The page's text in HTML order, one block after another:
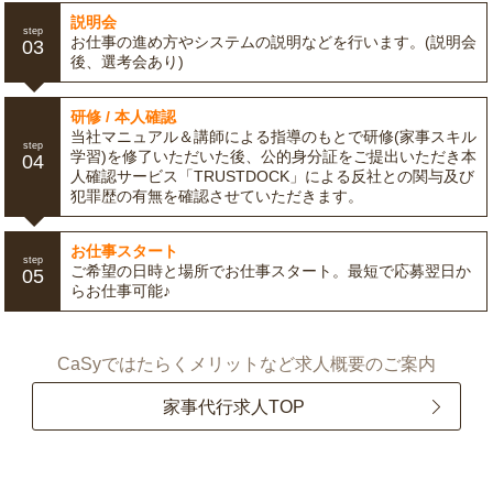
step
03
説明会
お仕事の進め方やシステムの説明などを行います。(説明会
後、選考会あり)
step
04
研修 / 本人確認
当社マニュアル＆講師による指導のもとで研修(家事スキル
学習)を修了いただいた後、公的身分証をご提出いただき本
人確認サービス「TRUSTDOCK」による反社との関与及び
犯罪歴の有無を確認させていただきます。
step
05
お仕事スタート
ご希望の日時と場所でお仕事スタート。最短で応募翌日か
らお仕事可能♪
CaSyではたらくメリットなど求人概要のご案内
家事代行求人TOP